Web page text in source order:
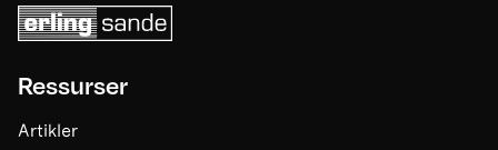
Ressurser
Artikler